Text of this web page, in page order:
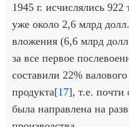
1945 г. исчислялись
уже около 2,6 млрд
вложения (6,6 млрд
за все первое
составили 22%
продукта[17], т.е. почти
была направлена на